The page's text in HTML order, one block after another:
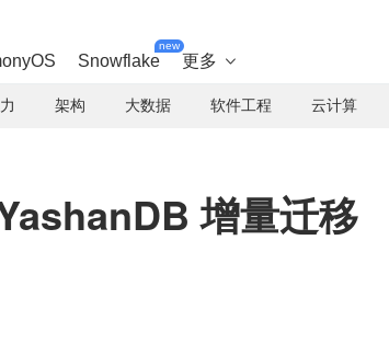
Snowflake
new
更多 
架构 大数据 软件工程 云计算
增量迁移